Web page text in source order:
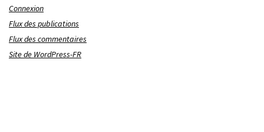
Connexion
Flux des publications
Flux des commentaires
Site de WordPress-FR